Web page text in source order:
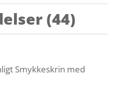
(44)
Smykkeskrin med